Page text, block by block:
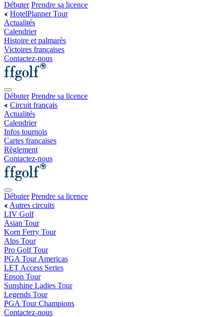
Débuter Prendre sa licence
HotelPlanner Tour
Actualités
Calendrier
Histoire et palmarès
Victoires françaises
Contactez-nous
Débuter Prendre sa licence
Circuit français
Actualités
Calendrier
Infos tournois
Cartes françaises
Règlement
Contactez-nous
Débuter Prendre sa licence
Autres circuits
LIV Golf
Asian Tour
Korn Ferry Tour
Alps Tour
Pro Golf Tour
PGA Tour Americas
LET Access Series
Epson Tour
Sunshine Ladies Tour
Legends Tour
PGA Tour Champions
Contactez-nous